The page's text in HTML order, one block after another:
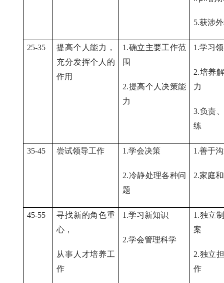
5.获涉
25-35
提高个人能力，
充分发挥个人的
作用
1.确立主要工作范
围
2.提高个人决策能
力
1.学习
2.培养
力
3.负责
练
35-45 尝试领导工作 1.学会决策
2.冷静处理各种问
题
1.善于
2.家庭
45-55
寻找新的角色重
心，
从事人才培养工
作
1.学习新知识
2.学会管理科学
1.独立
案
2.独立
作